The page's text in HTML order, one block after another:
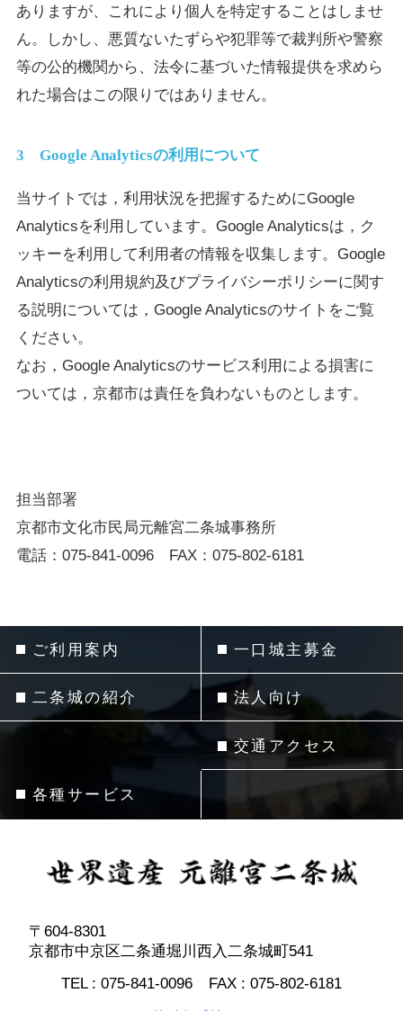
ありますが、これにより個人を特定することはしませ
ん。しかし、悪質ないたずらや犯罪等で裁判所や警察
等の公的機関から、法令に基づいた情報提供を求めら
れた場合はこの限りではありません。
3 Google Analyticsの利用について
当サイトでは，利用状況を把握するためにGoogle
Analyticsを利用しています。Google Analyticsは，ク
ッキーを利用して利用者の情報を収集します。Google
Analyticsの利用規約及びプライバシーポリシーに関す
る説明については，Google Analyticsのサイトをご覧
ください。
なお，Google Analyticsのサービス利用による損害に
ついては，京都市は責任を負わないものとします。
担当部署
京都市文化市民局元離宮二条城事務所
電話：075-841-0096 FAX：075-802-6181
ご利用案内
二条城の紹介
各種サービス
一口城主募金
法人向け
交通アクセス
〒604-8301
京都市中京区二条通堀川西入二条城町541
TEL : 075-841-0096 FAX :075-802-6181